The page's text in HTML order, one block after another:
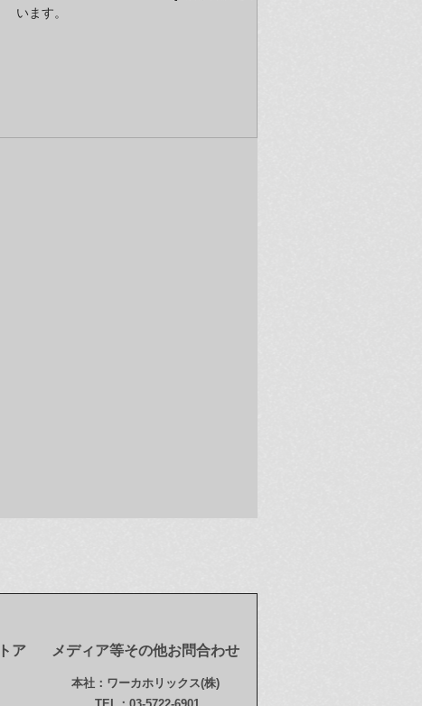
います。
ア メディア等その他お問合わせ
本社：ワーカホリックス(株)